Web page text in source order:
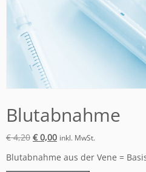
Blutabnahme
€4,20 €0,00 inkl. MwSt.
Blutabnahme aus der Vene =